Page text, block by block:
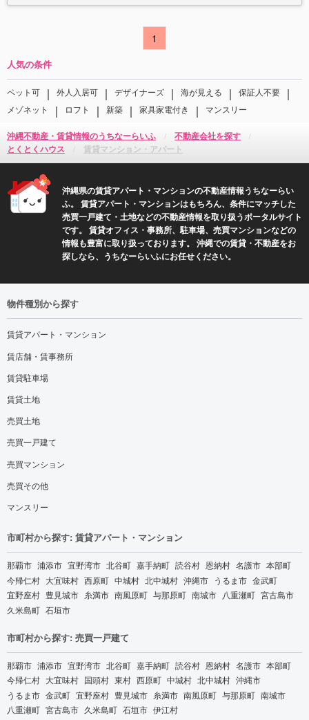
1
人気の条件
ペット可 ｜ 外人入居可 ｜ デザイナーズ ｜ 海が見える ｜ 保証人不要 ｜
メゾネット ｜ ロフト ｜ 新築 ｜ 家具家電付き ｜ マンスリー
沖縄不動産・賃貸情報のうちなーらいふ
不動産会社を探す
とくとくハウス
賃貸マンション・アパート
沖縄県の賃貸アパート・マンションの不動産情報うちなーらい
ふ。 賃貸アパート・マンションはもちろん、条件にマッチした
売買一戸建て・土地などの不動産情報を取り扱うポータルサイト
です。 賃貸オフィス・事務所、駐車場、売買マンションなどの
情報も豊富に取り扱っております。 沖縄での賃貸・不動産をお
探しなら、うちなーらいふにお任せください。
物件種別から探す
賃貸アパート・マンション
賃店舗・賃事務所
賃貸駐車場
賃貸土地
売買土地
売買一戸建て
売買マンション
売買その他
マンスリー
市町村から探す: 賃貸アパート・マンション
那覇市 浦添市 宜野湾市 北谷町 嘉手納町 読谷村 恩納村 名護市 本部町
今帰仁村 大宜味村 西原町 中城村 北中城村 沖縄市 うるま市 金武町
宜野座村 豊見城市 糸満市 南風原町 与那原町 南城市 八重瀬町 宮古島市
久米島町 石垣市
市町村から探す: 売買一戸建て
那覇市 浦添市 宜野湾市 北谷町 嘉手納町 読谷村 恩納村 名護市 本部町
今帰仁村 大宜味村 国頭村 東村 西原町 中城村 北中城村 沖縄市
うるま市 金武町 宜野座村 豊見城市 糸満市 南風原町 与那原町 南城市
八重瀬町 宮古島市 久米島町 石垣市 伊江村